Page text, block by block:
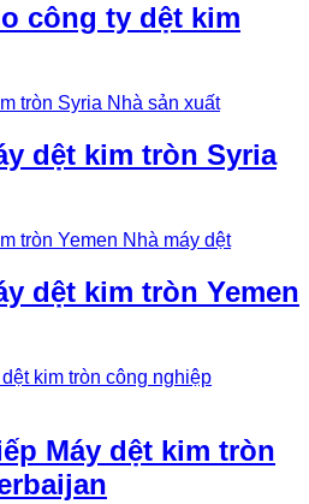
công ty dệt kim
dệt kim tròn Syria
dệt kim tròn Yemen
Máy dệt kim tròn